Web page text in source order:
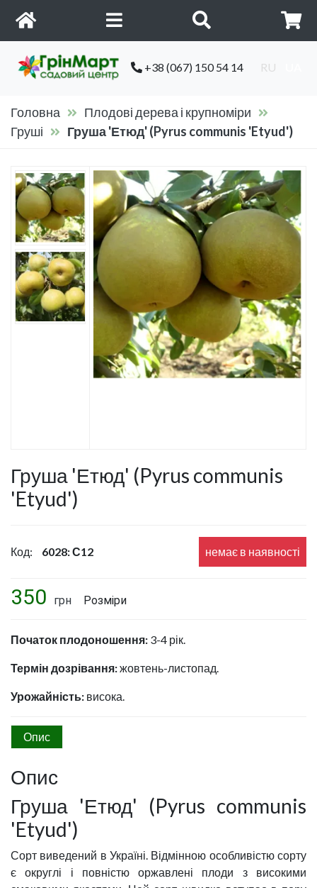
+38 (067) 150 54 14 RU
Головна
Плодові дерева і крупноміри
Груші
Груша 'Етюд' (Pyrus communis 'Etyud')
Груша 'Етюд' (Pyrus communis
'Etyud')
Код: 6028: С12 немає в наявності
350 грн Розміри
Початок плодоношення: 3-4 рік.
Термін дозрівання:жовтень-листопад.
Урожайність: висока.
Опис
Опис
Груша 'Етюд' (Pyrus communis
'Etyud')
Сорт виведений в Україні. Відмінною особливістю сорту
є округлі і повністю оржавлені плоди з високими